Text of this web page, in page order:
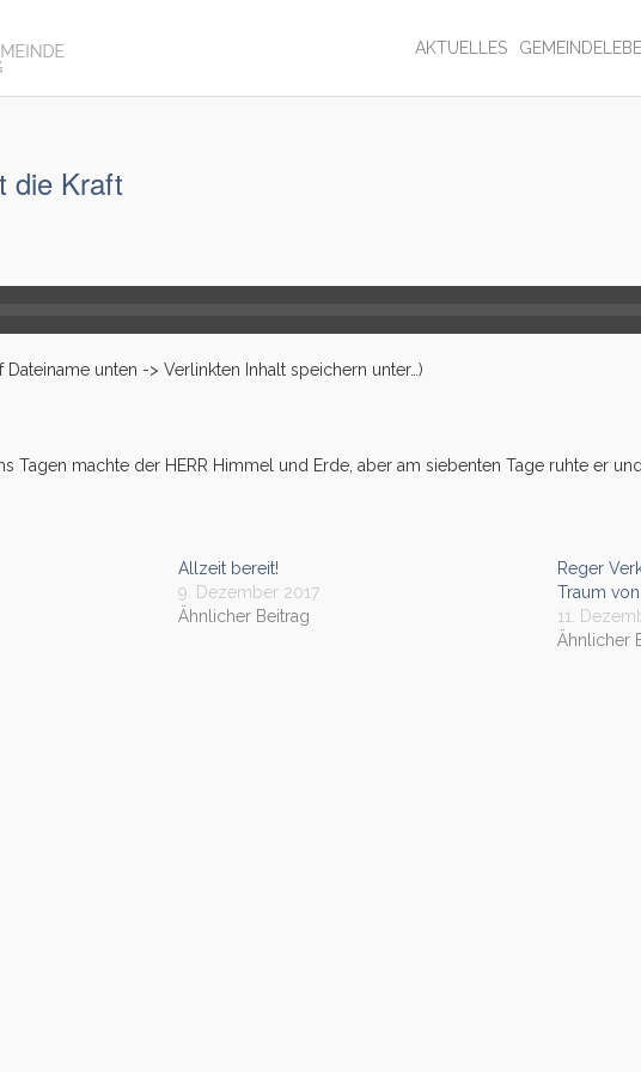
AKTUELLES
die Kraft
unten -> Verlinkten Inhalt speichern unter…)
Tagen machte der HERR Himmel und Erde, aber am siebenten Tage ruhte er
Allzeit bereit!
9. Dezember 2017
Ähnlicher Beitrag
Reger
Traum
11.
Ähnlicher